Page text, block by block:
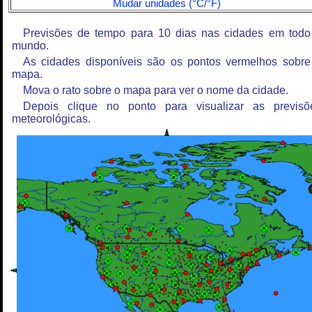
Mudar unidades (°C/°F)
Previsões de tempo para 10 dias nas cidades em
mundo.
As cidades disponíveis são os pontos vermelhos
mapa.
Mova o rato sobre o mapa para ver o nome da cidade.
Depois clique no ponto para visualizar as
meteorológicas.